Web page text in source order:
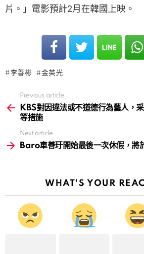
片。」電影預計2月在韓國上映。
李善彬 金英光
more
Previous article
KBS對因違法或不道德行為藝人，
等措施
Next article
Baro車善玗開始最後一次休假，
WHAT'S YOUR